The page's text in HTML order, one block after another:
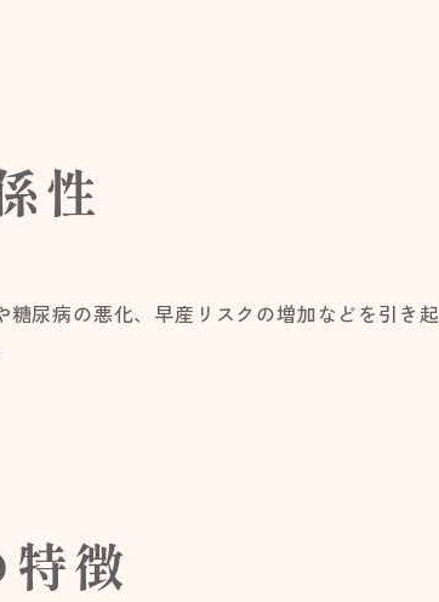
性
尿病の悪化、早産リスクの増加などを引き起
徴